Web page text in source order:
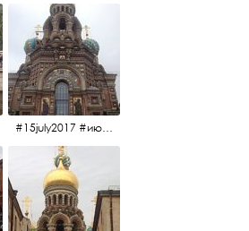
#15july2017 #июльскийдень2017 #спаснакрови